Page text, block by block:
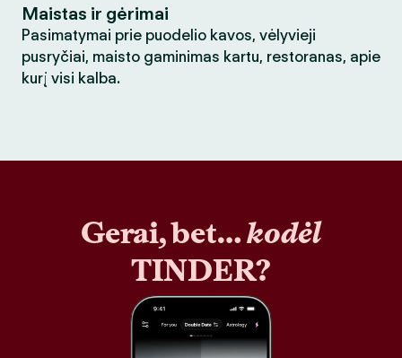
Maistas ir gėrimai
Pasimatymai prie puodelio kavos, vėlyvieji
pusryčiai, maisto gaminimas kartu, restoranas, apie
kurį visi kalba.
Gerai, bet…kodėl
TINDER?